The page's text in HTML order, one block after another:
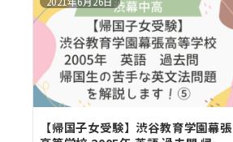
【帰国子女受験】渋谷教育学園幕張